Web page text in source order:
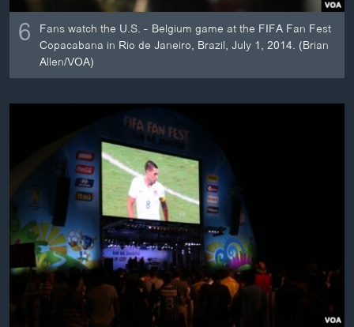
6 Fans watch the U.S. - Belgium game at the FIFA Fan Fest
Copacabana in Rio de Janeiro, Brazil, July 1, 2014. (Brian
Allen/VOA)